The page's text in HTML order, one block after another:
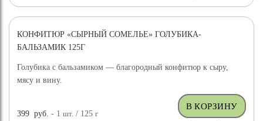
КОНФИТЮР «СЫРНЫЙ СОМЕЛЬЕ» ГОЛУБИКА-
БАЛЬЗАМИК 125Г
Голубика с бальзамиком — благородный конфитюр к сыру,
мясу и вину.
399 руб. - 1шт. / 125г